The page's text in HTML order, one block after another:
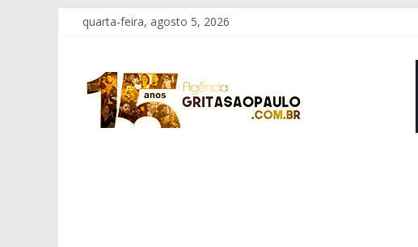
Pular
para
conteúdo
quarta-feira, agosto 5, 2026
Grita
São